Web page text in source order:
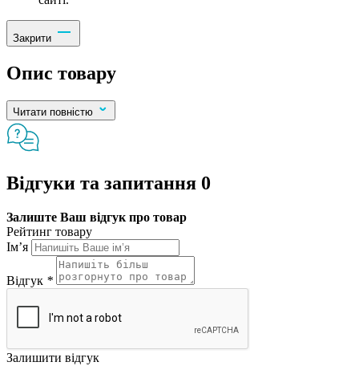
Закрити
Опис товару
Читати повністю
Відгуки та запитання 0
Залиште Ваш відгук про товар
Рейтинг товару
Ім’я
Відгук *
Залишити відгук